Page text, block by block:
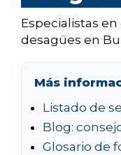
Especialistas
desagües en
Más
Listado de
Blog:
Glosario de